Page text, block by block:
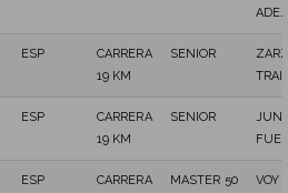
ESP
CARRERA
19 KM
SENIOR
ESP
CARRERA
19 KM
SENIOR
ESP CARRERA MASTER 50 VOY